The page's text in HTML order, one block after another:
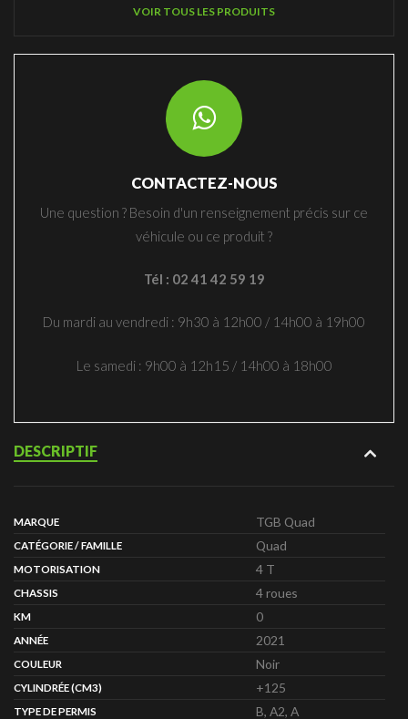
VOIR TOUS LES PRODUITS
CONTACTEZ-NOUS
Une question ? Besoin d'un renseignement précis sur ce
véhicule ou ce produit ?
Tél : 02 41 42 59 19
Du mardi au vendredi : 9h30 à 12h00 / 14h00 à 19h00
Le samedi : 9h00 à 12h15 / 14h00 à 18h00
DESCRIPTIF
MARQUE TGB Quad
CATÉGORIE / FAMILLE Quad
MOTORISATION 4 T
CHASSIS 4 roues
KM 0
ANNÉE 2021
COULEUR Noir
CYLINDRÉE (CM3) +125
TYPE DE PERMIS B, A2, A